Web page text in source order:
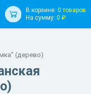
В корзине: 0 товаров
На сумму: 0 ₽
(дерево)